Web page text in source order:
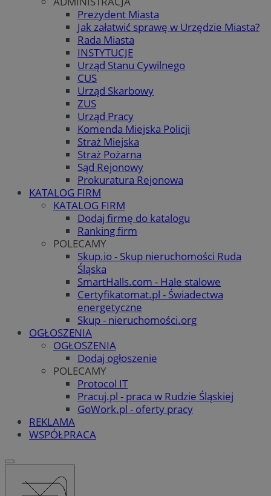
Prezydent Miasta
Jak załatwić sprawę w Urzędzie Miasta?
Rada Miasta
INSTYTUCJE
Urząd Stanu Cywilnego
CUS
Urząd Skarbowy
ZUS
Urząd Pracy
Komenda Miejska Policji
Straż Miejska
Straż Pożarna
Sąd Rejonowy
Prokuratura Rejonowa
KATALOG FIRM
KATALOG FIRM
Dodaj firmę do katalogu
Ranking firm
POLECAMY
Skup.io - Skup nieruchomości Ruda
Śląska
SmartHalls.com - Hale stalowe
Certyfikatomat.pl - Świadectwa
energetyczne
Skup - nieruchomości.org
OGŁOSZENIA
OGŁOSZENIA
Dodaj ogłoszenie
POLECAMY
Protocol IT
Pracuj.pl - praca w Rudzie Śląskiej
GoWork.pl - oferty pracy
REKLAMA
WSPÓŁPRACA